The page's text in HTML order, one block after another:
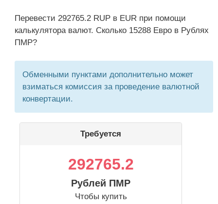
Перевести 292765.2 RUP в EUR при помощи
калькулятора валют. Сколько 15288 Евро в Рублях
ПМР?
Обменными пунктами дополнительно может
взиматься комиссия за проведение валютной
конвертации.
Требуется
292765.2
Рублей ПМР
Чтобы купить